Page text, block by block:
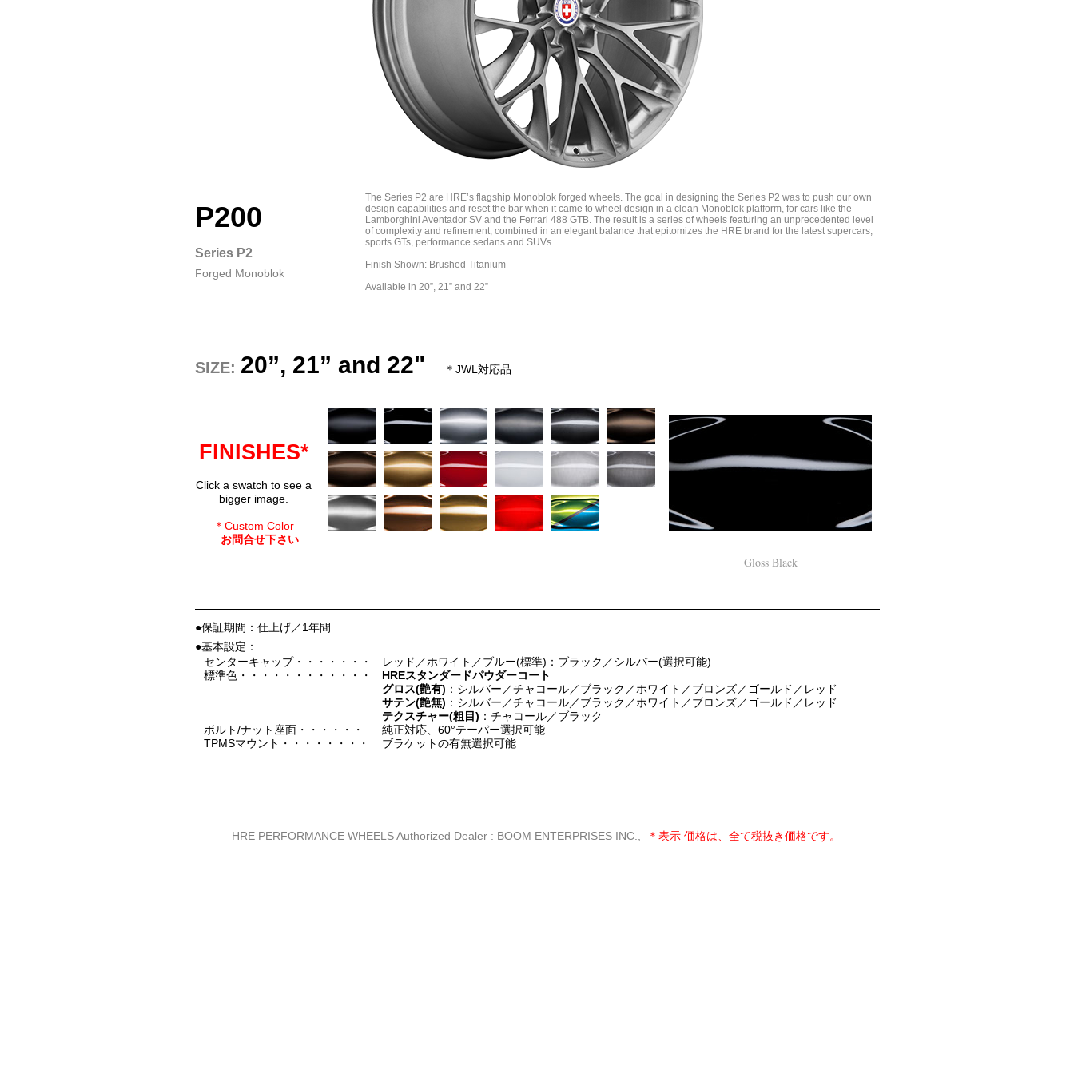
P200
Series P2
Forged Monoblok
The Series P2 are HRE’s flagship Monoblok forged wheels. The goal in designing the Series P2 was to push our own
design capabilities and reset the bar when it came to wheel design in a clean Monoblok platform, for cars like the
Lamborghini Aventador SV and the Ferrari 488 GTB. The result is a series of wheels featuring an unprecedented level
of complexity and refinement, combined in an elegant balance that epitomizes the HRE brand for the latest supercars,
sports GTs, performance sedans and SUVs.
Finish Shown: Brushed Titanium
Available in 20”, 21” and 22”
SIZE: 20”, 21” and 22" ＊JWL対応品
FINISHES*
Click a swatch to see a
bigger image.
＊Custom Color
お問合せ下さい
Gloss Black
●保証期間：仕上げ／1年間
●基本設定：
センターキャップ・・・・・・・
標準色・・・・・・・・・・・・
ボルト/ナット座面・・・・・・
TPMSマウント・・・・・・・・
レッド／ホワイト／ブルー(標準)：ブラック／シルバー(選択可能)
HREスタンダードパウダーコート
グロス(艶有) ：シルバー／チャコール／ブラック／ホワイト／ブロンズ／ゴールド／レッド
サテン(艶無) ：シルバー／チャコール／ブラック／ホワイト／ブロンズ／ゴールド／レッド
テクスチャー(粗目) ：チャコール／ブラック
純正対応、60°テーパー選択可能
ブラケットの有無選択可能
HRE PERFORMANCE WHEELS Authorized Dealer : BOOM ENTERPRISES INC., ＊表示 価格は、全て税抜き価格です。